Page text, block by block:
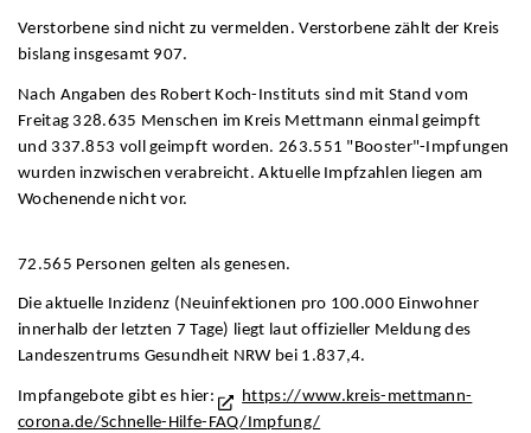
Verstorbene sind nicht zu vermelden. Verstorbene zählt der Kreis
bislang insgesamt 907.
Nach Angaben des Robert Koch-Instituts sind mit Stand vom
Freitag 328.635 Menschen im Kreis Mettmann einmal geimpft
und 337.853 voll geimpft worden. 263.551 "Booster"-Impfungen
wurden inzwischen verabreicht. Aktuelle Impfzahlen liegen am
Wochenende nicht vor.
72.565 Personen gelten als genesen.
Die aktuelle Inzidenz (Neuinfektionen pro 100.000 Einwohner
innerhalb der letzten 7 Tage) liegt laut offizieller Meldung des
Landeszentrums Gesundheit NRW bei 1.837,4.
Impfangebote gibt es hier:
https://www.kreis-mettmann-
corona.de/Schnelle-Hilfe-FAQ/Impfung/